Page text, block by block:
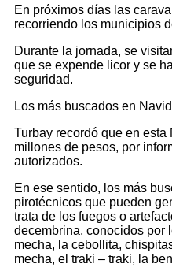
En próximos días las
recorriendo los municipios
Durante la jornada, se
que se expende licor y se
seguridad.
Los más buscados en
Turbay recordó que en
millones de pesos, por
autorizados.
En ese sentido, los más
pirotécnicos que pueden
trata de los fuegos o
decembrina, conocidos por
mecha, la cebollita,
mecha, el traki – traki, la